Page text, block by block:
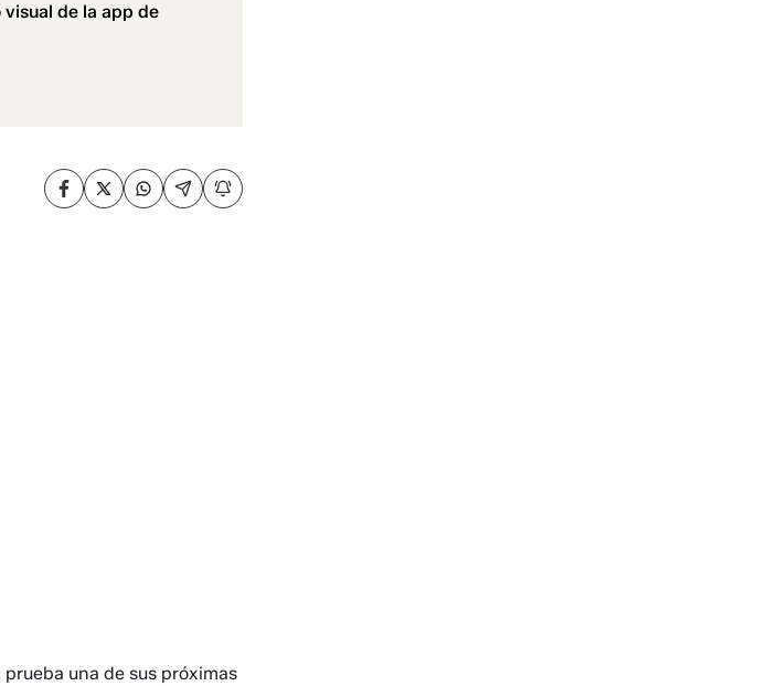
de la app de
una de sus próximas